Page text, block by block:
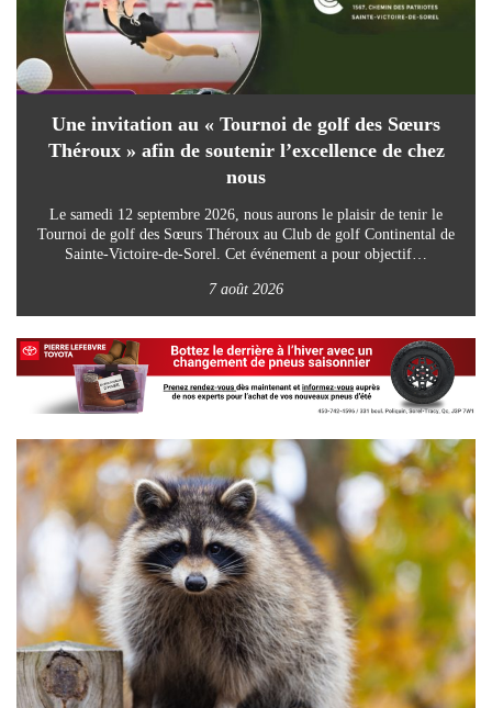
Une invitation au « Tournoi de golf des Sœurs
Théroux » afin de soutenir l’excellence de chez
nous
Le samedi 12 septembre 2026, nous aurons le plaisir de tenir le
Tournoi de golf des Sœurs Théroux au Club de golf Continental de
Sainte-Victoire-de-Sorel. Cet événement a pour objectif…
7 août 2026